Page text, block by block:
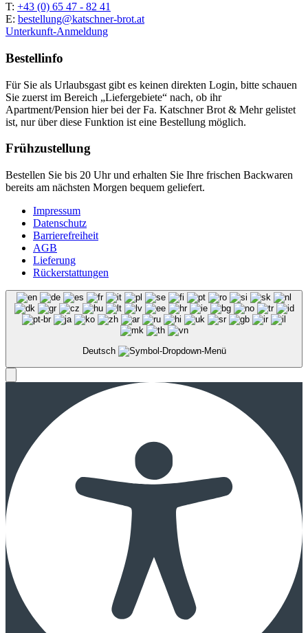
T: +43 (0) 65 47 - 82 41
E: bestellung@katschner-brot.at
Unterkunft-Anmeldung
Bestellinfo
Für Sie als Urlaubsgast gibt es keinen direkten Login, bitte schauen
Sie zuerst im Bereich „Liefergebiete“ nach, ob ihr
Apartment/Pension hier bei der Fa. Katschner Brot & Mehr gelistet
ist, nur über diese Funktion ist eine Bestellung möglich.
Frühzustellung
Bestellen Sie bis 20 Uhr und erhalten Sie Ihre frischen Backwaren
bereits am nächsten Morgen bequem geliefert.
Impressum
Datenschutz
Barrierefreiheit
AGB
Lieferung
Rückerstattungen
Deutsch